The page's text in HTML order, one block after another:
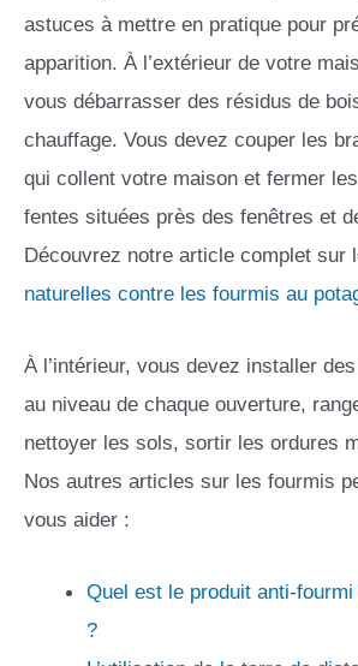
astuces à mettre en pratique pour
apparition. À l’extérieur de votre
vous débarrasser des résidus de
chauffage. Vous devez couper les
qui collent votre maison et fermer
fentes situées près des fenêtres et
Découvrez notre article complet sur
naturelles contre les fourmis au
À l’intérieur, vous devez installer
au niveau de chaque ouverture,
nettoyer les sols, sortir les ordures
Nos autres articles sur les fourmis
vous aider :
Quel est le produit anti-
?